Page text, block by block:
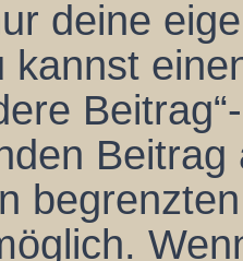
deine
kannst